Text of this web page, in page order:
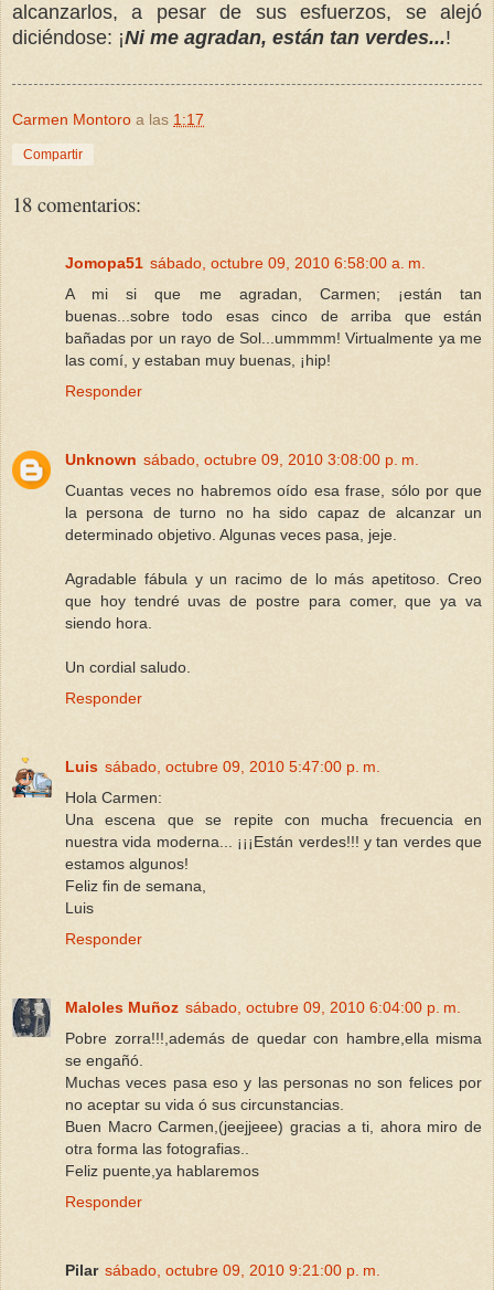
alcanzarlos, a pesar de sus esfuerzos, se alejó
diciéndose: ¡Ni me agradan, están tan verdes...!
Carmen Montoro a las 1:17
Compartir
18 comentarios:
Jomopa51 sábado, octubre 09, 2010 6:58:00 a. m.
A mi si que me agradan, Carmen; ¡están tan
buenas...sobre todo esas cinco de arriba que están
bañadas por un rayo de Sol...ummmm! Virtualmente ya me
las comí, y estaban muy buenas, ¡hip!
Responder
Unknown sábado, octubre 09, 2010 3:08:00 p. m.
Cuantas veces no habremos oído esa frase, sólo por que
la persona de turno no ha sido capaz de alcanzar un
determinado objetivo. Algunas veces pasa, jeje.
Agradable fábula y un racimo de lo más apetitoso. Creo
que hoy tendré uvas de postre para comer, que ya va
siendo hora.
Un cordial saludo.
Responder
Luis sábado, octubre 09, 2010 5:47:00 p. m.
Hola Carmen:
Una escena que se repite con mucha frecuencia en
nuestra vida moderna... ¡¡¡Están verdes!!! y tan verdes que
estamos algunos!
Feliz fin de semana,
Luis
Responder
Maloles Muñoz sábado, octubre 09, 2010 6:04:00 p. m.
Pobre zorra!!!,además de quedar con hambre,ella misma
se engañó.
Muchas veces pasa eso y las personas no son felices por
no aceptar su vida ó sus circunstancias.
Buen Macro Carmen,(jeejjeee) gracias a ti, ahora miro de
otra forma las fotografias..
Feliz puente,ya hablaremos
Responder
Pilar sábado, octubre 09, 2010 9:21:00 p. m.